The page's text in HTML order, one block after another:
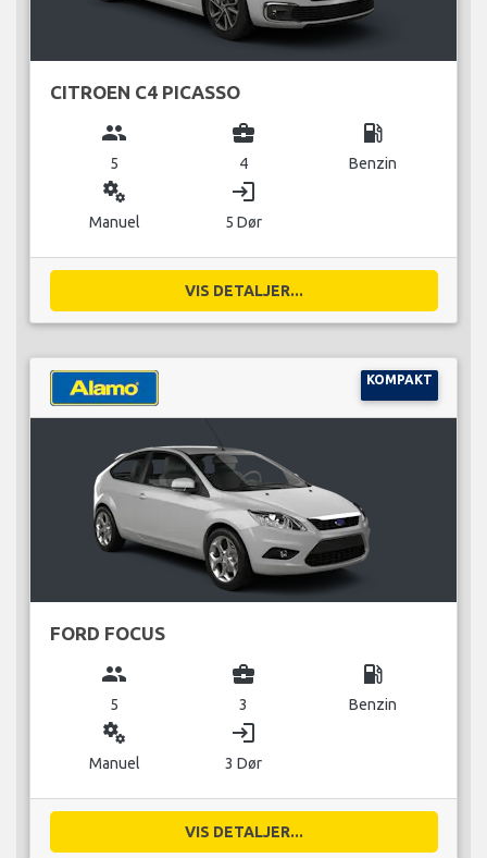
CITROEN C4 PICASSO
group
5
business_center
4
local_gas_station
Benzin
miscellaneous_services
Manuel
login
5 Dør
VIS DETALJER...
KOMPAKT
FORD FOCUS
group
5
business_center
3
local_gas_station
Benzin
miscellaneous_services
Manuel
login
3 Dør
VIS DETALJER...